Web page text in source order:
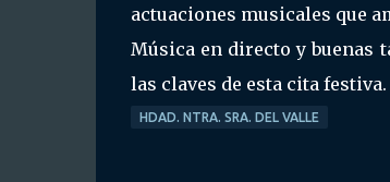
actuaciones musicales que
Música en directo y buenas
las claves de esta cita festiva.
HDAD. NTRA. SRA. DEL VALLE